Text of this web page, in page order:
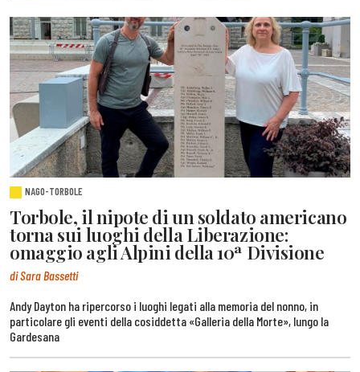
NAGO-TORBOLE
Torbole, il nipote di un soldato americano
torna sui luoghi della Liberazione:
omaggio agli Alpini della 10ª Divisione
di Sara Bassetti
Andy Dayton ha ripercorso i luoghi legati alla memoria del nonno, in
particolare gli eventi della cosiddetta «Galleria della Morte», lungo la
Gardesana